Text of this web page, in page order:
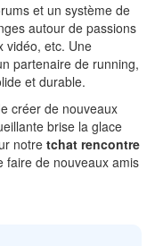
et un système de
autour de passions
vidéo, etc. Une
partenaire de running,
et durable.
créer de nouveaux
brise la glace
notre tchat rencontre
faire de nouveaux amis